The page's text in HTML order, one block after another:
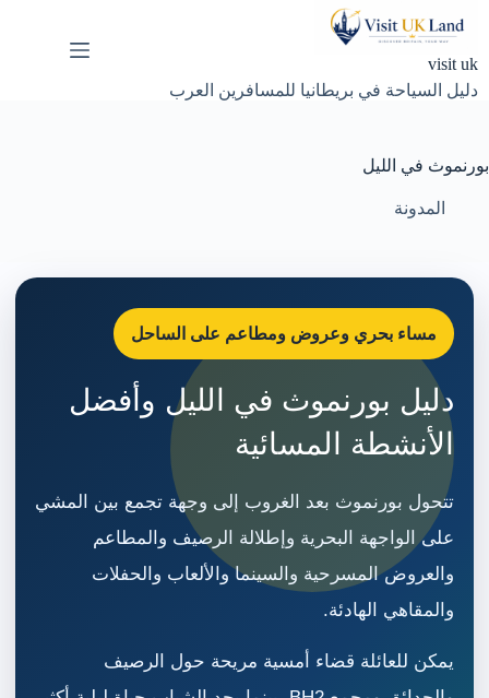
visit uk
دليل السياحة في بريطانيا للمسافرين العرب
بورنموث في الليل
المدونة
مساء بحري وعروض ومطاعم على الساحل
دليل بورنموث في الليل وأفضل
الأنشطة المسائية
تتحول بورنموث بعد الغروب إلى وجهة تجمع بين المشي
على الواجهة البحرية وإطلالة الرصيف والمطاعم
والعروض المسرحية والسينما والألعاب والحفلات
والمقاهي الهادئة.
يمكن للعائلة قضاء أمسية مريحة حول الرصيف